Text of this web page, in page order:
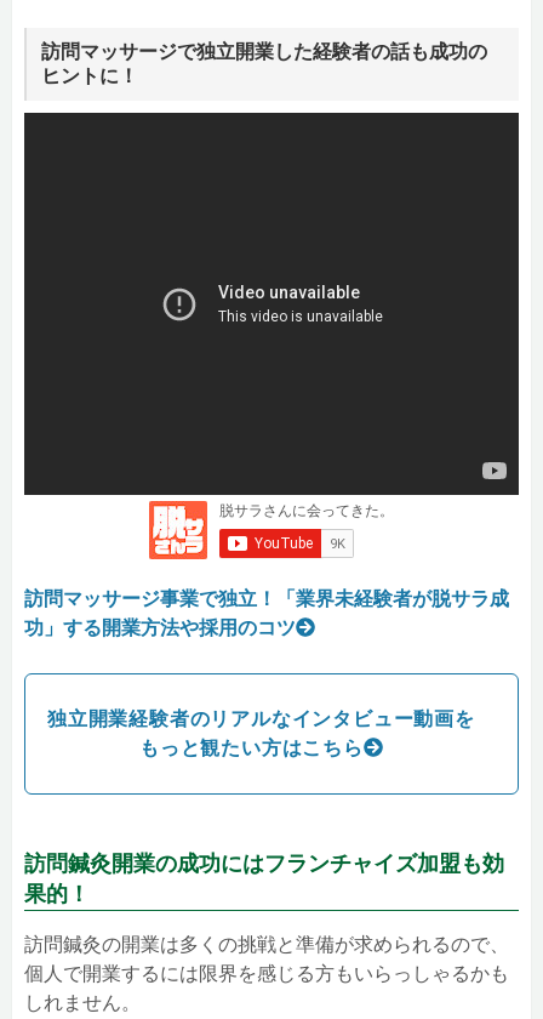
訪問マッサージで独立開業した経験者の話も成功の
ヒントに！
訪問マッサージ事業で独立！「業界未経験者が脱サラ成
功」する開業方法や採用のコツ
独立開業経験者のリアルなインタビュー動画を
もっと観たい方はこちら
訪問鍼灸開業の成功にはフランチャイズ加盟も効
果的！
訪問鍼灸の開業は多くの挑戦と準備が求められるので、
個人で開業するには限界を感じる方もいらっしゃるかも
しれません。